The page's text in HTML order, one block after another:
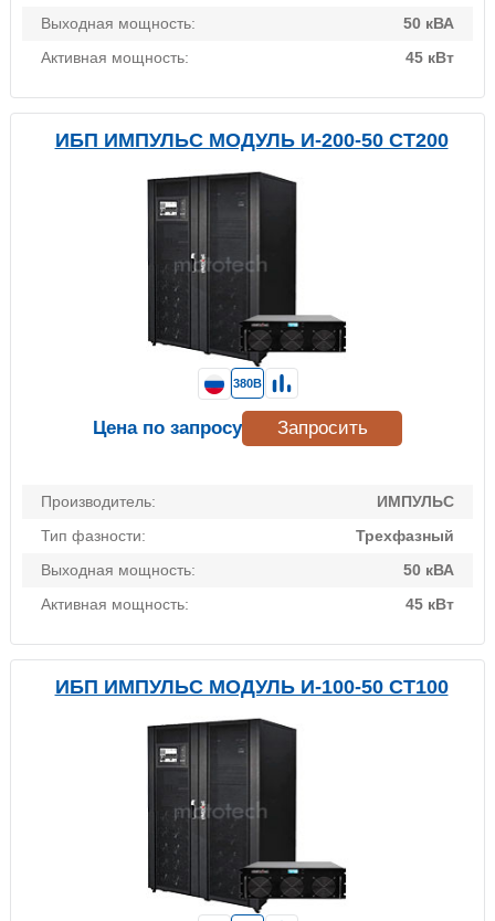
Выходная мощность:
50 кВА
Активная мощность:
45 кВт
ИБП ИМПУЛЬС МОДУЛЬ И-200-50 СТ200
Производитель:
ИМПУЛЬС
Тип фазности:
Трехфазный
Выходная мощность:
50 кВА
Активная мощность:
45 кВт
380В
Цена по запросу Запросить
ИБП ИМПУЛЬС МОДУЛЬ И-100-50 СТ100